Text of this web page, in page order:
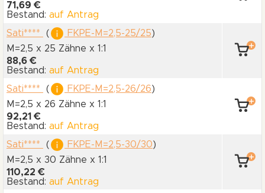
71,69 €
Bestand: auf Antrag
Sati****
( FKPE-M=2,5-25/25)
M=2,5 x 25 Zähne x 1:1
88,6 €
Bestand: auf Antrag
Sati****
( FKPE-M=2,5-26/26)
M=2,5 x 26 Zähne x 1:1
92,21 €
Bestand: auf Antrag
Sati****
( FKPE-M=2,5-30/30)
M=2,5 x 30 Zähne x 1:1
110,22 €
Bestand: auf Antrag